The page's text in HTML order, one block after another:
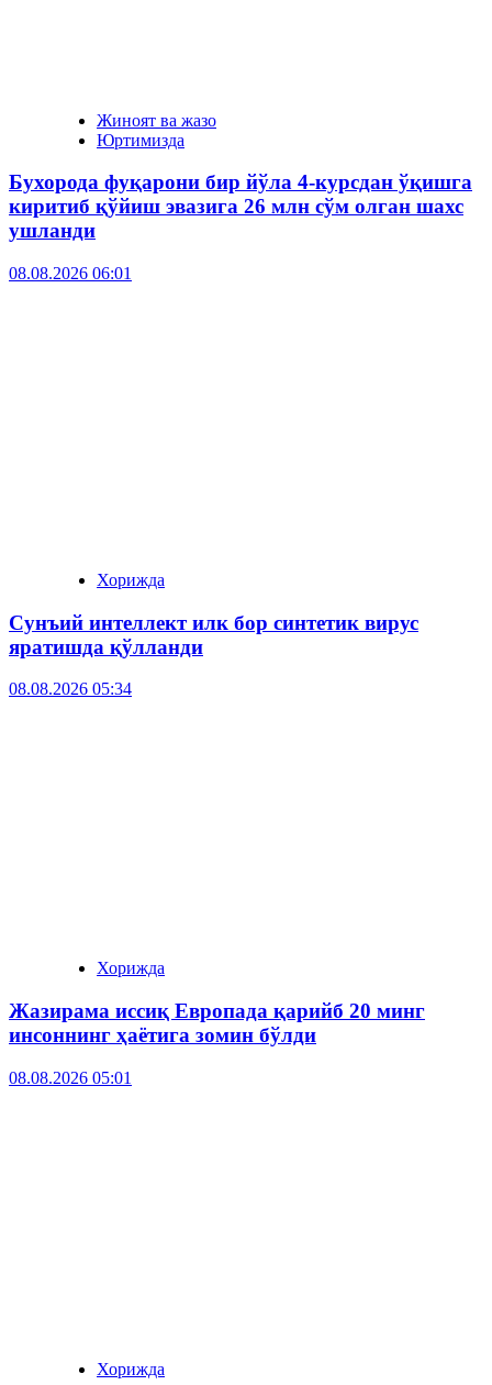
Жиноят ва жазо
Юртимизда
Бухорода фуқарони бир йўла 4-курсдан ўқишга
киритиб қўйиш эвазига 26 млн сўм олган шахс
ушланди
08.08.2026 06:01
Хорижда
Сунъий интеллект илк бор синтетик вирус
яратишда қўлланди
08.08.2026 05:34
Хорижда
Жазирама иссиқ Европада қарийб 20 минг
инсоннинг ҳаётига зомин бўлди
08.08.2026 05:01
Хорижда